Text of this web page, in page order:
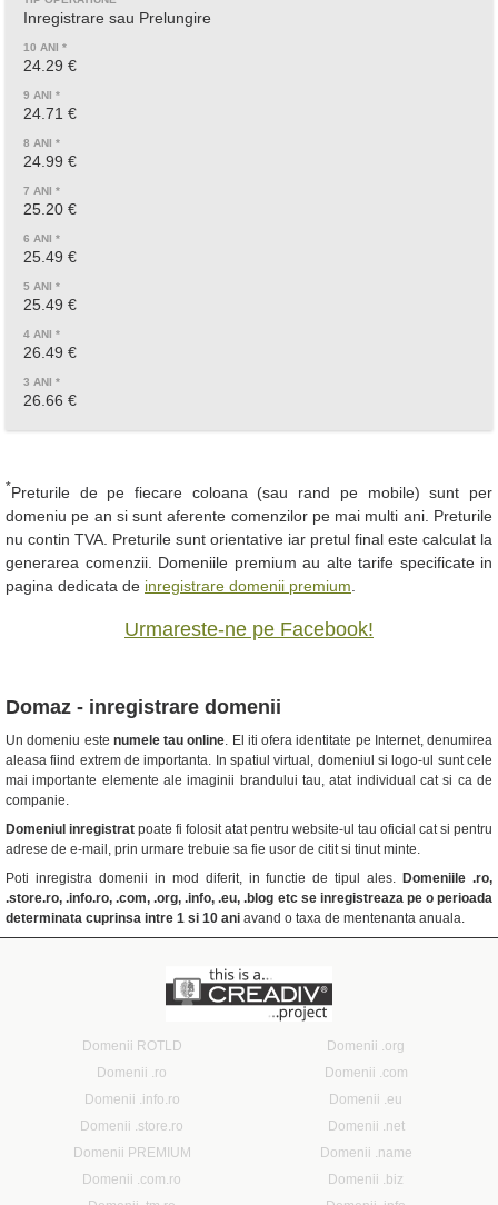
Inregistrare sau Prelungire
24.29 €
24.71 €
24.99 €
25.20 €
25.49 €
25.49 €
26.49 €
26.66 €
*Preturile de pe fiecare coloana (sau rand pe mobile) sunt per
domeniu pe an si sunt aferente comenzilor pe mai multi ani. Preturile
nu contin TVA. Preturile sunt orientative iar pretul final este calculat la
generarea comenzii. Domeniile premium au alte tarife specificate in
pagina dedicata de inregistrare domenii premium
Urmareste-ne pe Facebook!
Domaz - inregistrare domenii
Un domeniu este numele tau online . El iti ofera identitate pe Internet, denumirea
aleasa fiind extrem de importanta. In spatiul virtual, domeniul si logo-ul sunt cele
mai importante elemente ale imaginii brandului tau, atat individual cat si ca de
companie.
Domeniul inregistrat poate fi folosit atat pentru website-ul tau oficial cat si pentru
adrese de e-mail, prin urmare trebuie sa fie usor de citit si tinut minte.
Poti inregistra domenii in mod diferit, in functie de tipul ales.Domeniile .ro,
.store.ro, .info.ro, .com, .org, .info, .eu, .blog etc se inregistreaza pe o perioada
determinata cuprinsa intre 1 si 10 ani avand o taxa de mentenanta anuala.
Domenii ROTLD
Domenii .ro
Domenii .info.ro
Domenii .store.ro
Domenii PREMIUM
Domenii .com.ro
Domenii .org
Domenii .com
Domenii .eu
Domenii .net
Domenii .name
Domenii .biz